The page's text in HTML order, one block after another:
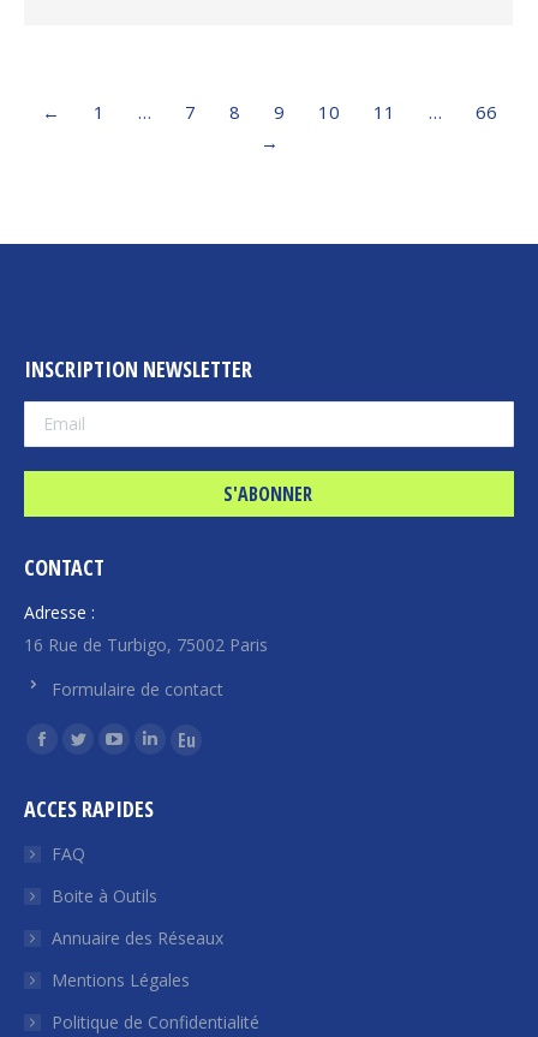
← 1 … 7 8 9 10 11 …
66
→
INSCRIPTION NEWSLETTER
CONTACT
Adresse :
16 Rue de Turbigo, 75002 Paris
Formulaire de contact
Trouvez nous sur :
La
Facebook
s'ouvre
une
nouvelle
fenêtre
La
Twitter
s'ouvre
une
nouvelle
fenêtre
La
YouTube
une
nouvelle
fenêtre
La
LinkedIn
une
nouvelle
fenêtre
La
nouvelle
fenêtre
ACCES RAPIDES
FAQ
Boite à Outils
Annuaire des Réseaux
Mentions Légales
Politique de Confidentialité